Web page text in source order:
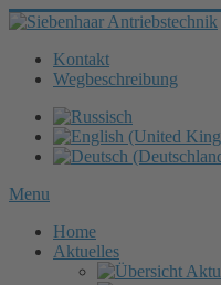
Kontakt
Wegbeschreibung
Menu
Home
Aktuelles